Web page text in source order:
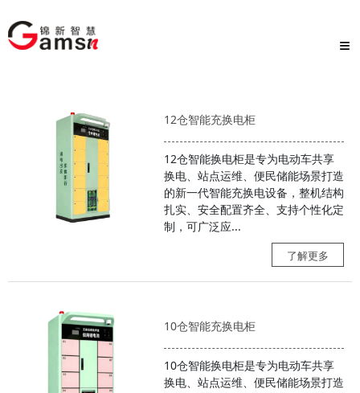
≡
12仓智能充换电柜
12仓智能换电柜是专为电动车共享
换电、站点运维、便民储能场景打造
的新一代智能充换电设备，整机结构
扎实、安全配置齐全、支持个性化定
制，可广泛应...
了解更多
10仓智能充换电柜
10仓智能换电柜是专为电动车共享
换电、站点运维、便民储能场景打造